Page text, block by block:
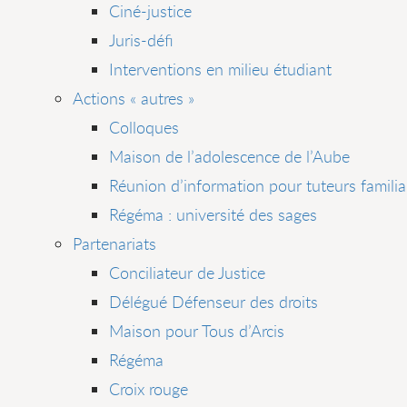
Ciné-justice
Juris-défi
Interventions en milieu étudiant
Actions « autres »
Colloques
Maison de l’adolescence de l’Aube
Réunion d’information pour tuteurs
Régéma : université des sages
Partenariats
Conciliateur de Justice
Délégué Défenseur des droits
Maison pour Tous d’Arcis
Régéma
Croix rouge